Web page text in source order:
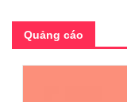
Quảng cáo